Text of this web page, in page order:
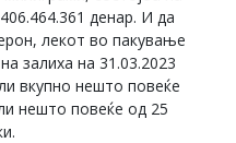
денар. И да
лекот во пакување
залиха на 31.03.2023
вкупно нешто повеќе
нешто повеќе од 25